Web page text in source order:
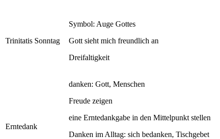
Trinitatis Sonntag
Symbol: Auge Gottes
Gott sieht mich freundlich an
Dreifaltigkeit
Erntedank
danken: Gott, Menschen
Freude zeigen
eine Erntedankgabe in den Mittelpunkt stellen
Danken im Alltag: sich bedanken, Tischgebet